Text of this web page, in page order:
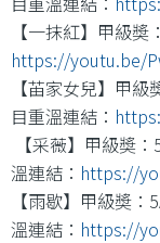
【一抹紅】甲級
https://youtu.be/
【苖家女兒】甲
目重溫連結：
【采薇】甲級奬
溫連結： https://
【雨歇】甲級奬
溫連結： https://